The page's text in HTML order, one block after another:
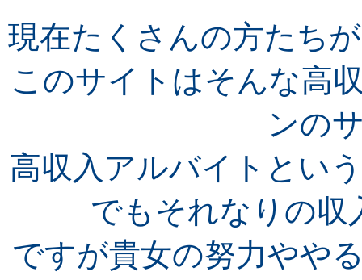
現在たくさんの方たち
このサイトはそんな高
ンの
高収入アルバイトとい
でもそれなりの収
ですが貴女の努力やや